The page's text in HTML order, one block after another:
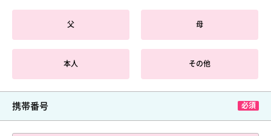
父 母
本人 その他
携帯番号